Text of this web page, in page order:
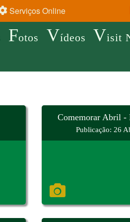
Serviços Online
Fotos Vídeos Visit
Comemorar Abril -
Publicação: 26